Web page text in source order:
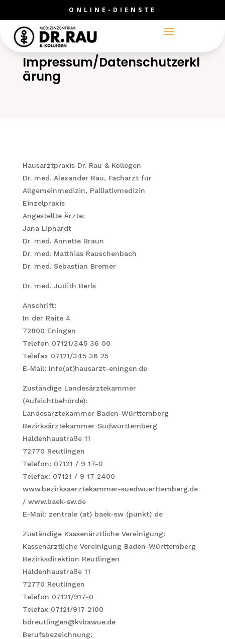
ONLINE-DIENSTE
Impressum/Datenschutzerkl
ärung
Hausarztpraxis Dr. Rau & Kollegen
Dr. med. Alexander Rau, Facharzt für
Allgemeinmedizin, Palliativmedizin
Einzelpraxis
Angestellte Ärzte:
Jana Liphardt
Dr. med. Annette Braun
Dr. med. Matthias Rauschenbach
Dr. med. Sebastian Bremer
Dr. med. Judith Berls
Anschrift:
In der Raite 4
72800 Eningen
Telefon 07121/345 36 00
Telefax 07121/345 36 25
E-Mail: Info(at)hausarzt-eningen.de
Zuständige Landesärztekammer
(Aufsichtbehörde):
Landesärztekammer Baden-Württemberg
Bezirksärztekammer Südwürttemberg
Haldenhaustraße 11
72770 Reutlingen
Telefon: 07121 / 9 17-0
Telefax: 07121 / 9 17-2400
www.bezirksaerztekammer-suedwuerttemberg.de
/ www.baek-sw.de
E-Mail: zentrale (at) baek-sw (punkt) de
Zuständige Kassenärztliche Vereinigung:
Kassenärztliche Vereinigung Baden-Württemberg
Bezirksdirektion Reutlingen
Haldenhaustraße 11
72770 Reutlingen
Telefon 07121/917-0
Telefax 07121/917-2100
bdreutlingen@kvbawue.de
Berufsbezeichnung: